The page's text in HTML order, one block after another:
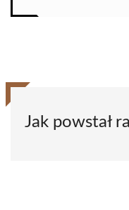
Jak powstał